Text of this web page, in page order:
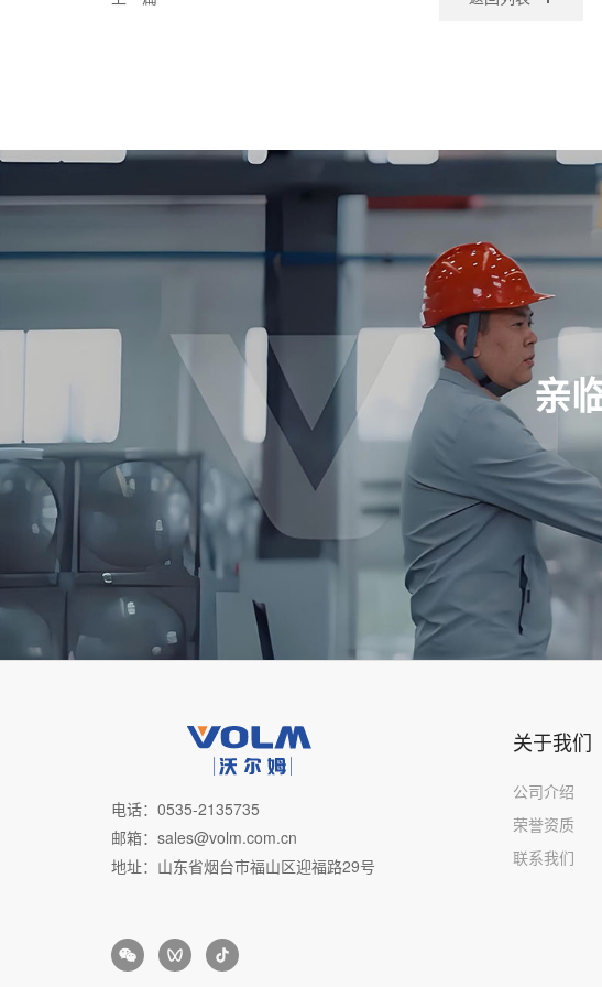
亲
电话：0535-2135735
邮箱：sales@volm.com.cn
地址：山东省烟台市福山区迎福路29号
关于我们
公司介绍
荣誉资质
联系我们